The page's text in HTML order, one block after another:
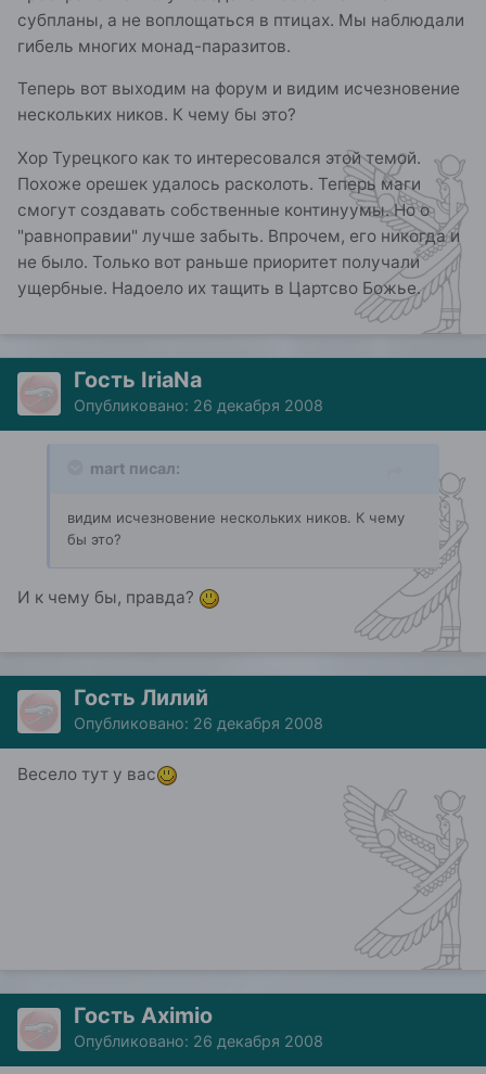
субпланы, а не воплощаться в птицах. Мы наблюдали
гибель многих монад-паразитов.
Теперь вот выходим на форум и видим исчезновение
нескольких ников. К чему бы это?
Хор Турецкого как то интересовался этой темой.
Похоже орешек удалось расколоть. Теперь маги
смогут создавать собственные континуумы. Но о
"равноправии" лучше забыть. Впрочем, его никогда и
не было. Только вот раньше приоритет получали
ущербные. Надоело их тащить в Цартсво Божье.
Гость IriaNa
Опубликовано: 26 декабря 2008
mart писал:
видим исчезновение нескольких ников. К чему
бы это?
И к чему бы, правда?
Гость Лилий
Опубликовано: 26 декабря 2008
Весело тут у вас
Гость Aximio
Опубликовано: 26 декабря 2008